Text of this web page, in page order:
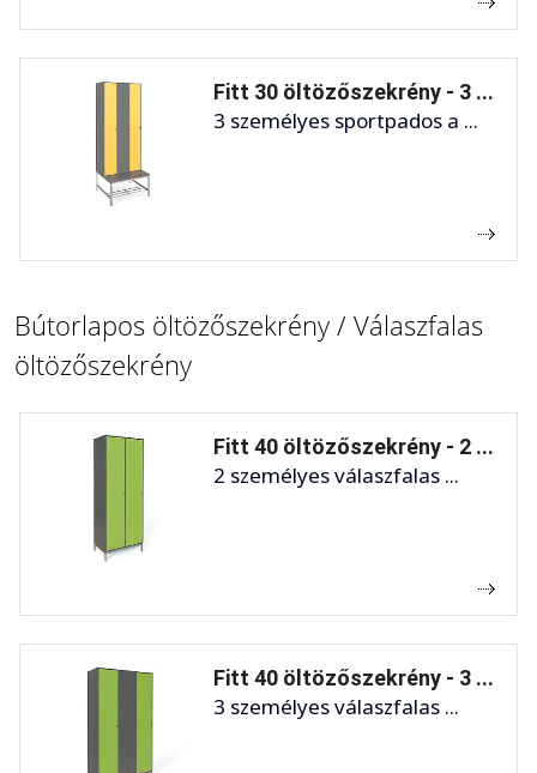
Fitt 30 öltözőszekrény - 3 ...
3 személyes sportpados a ...
Bútorlapos öltözőszekrény / Válaszfalas
öltözőszekrény
Fitt 40 öltözőszekrény - 2 ...
2 személyes válaszfalas ...
Fitt 40 öltözőszekrény - 3 ...
3 személyes válaszfalas ...